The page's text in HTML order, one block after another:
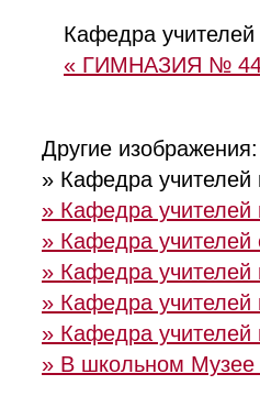
Кафедра
« ГИМНАЗИЯ №
Другие изображения:
» Кафедра учителей
» Кафедра учителей
» Кафедра учителей
» Кафедра учителей
» Кафедра учителей
» Кафедра учителей
» В школьном Музее